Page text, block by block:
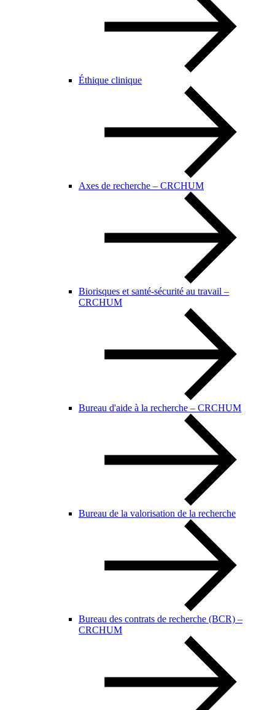
Éthique clinique
Axes de recherche – CRCHUM
Biorisques et santé-sécurité au travail –
CRCHUM
Bureau d'aide à la recherche – CRCHUM
Bureau de la valorisation de la recherche
Bureau des contrats de recherche (BCR) –
CRCHUM